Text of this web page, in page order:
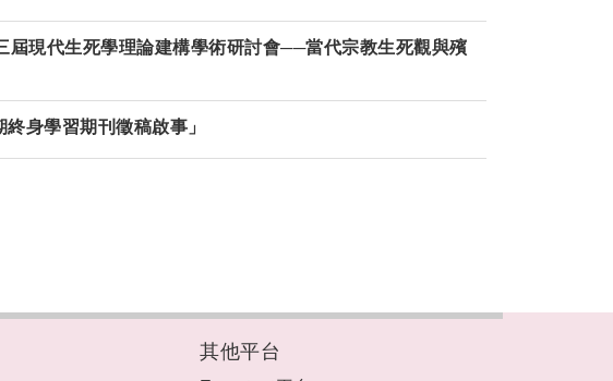
屆現代生死學理論建構學術研討會──當代宗教生死觀與殯
身學習期刊徵稿啟事」
其他平台